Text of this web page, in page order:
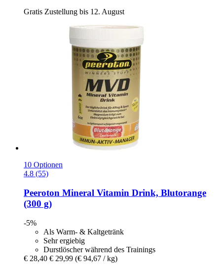
Gratis Zustellung bis 12. August
10 Optionen
4.8 (55)
Peeroton Mineral Vitamin Drink, Blutorange
(300 g)
-5%
Als Warm- & Kaltgetränk
Sehr ergiebig
Durstlöscher während des Trainings
€ 28,40 € 29,99 (€ 94,67 / kg)